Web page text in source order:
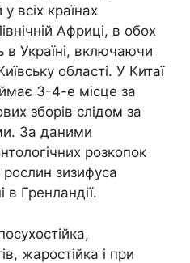
всіх країнах
Африці, в обох
Україні, включаючи
області. У Китаї
3-4-е місце за
зборів слідом за
За даними
розкопок
рослин зизифуса
в Гренландії.
жаростійка і при